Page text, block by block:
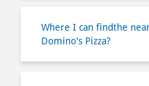
Dominoâ€™s coverage
location is closed to